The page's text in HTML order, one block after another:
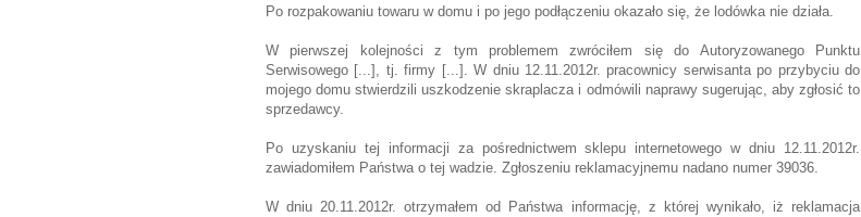
Po rozpakowaniu towaru w domu i po jego podłączeniu okazało się, że lodówka nie działa.
W pierwszej kolejności z tym problemem zwróciłem się do Autoryzowanego Punktu
Serwisowego [...], tj. firmy [...]. W dniu 12.11.2012r. pracownicy serwisanta po przybyciu do
mojego domu stwierdzili uszkodzenie skraplacza i odmówili naprawy sugerując, aby zgłosić to
sprzedawcy.
Po uzyskaniu tej informacji za pośrednictwem sklepu internetowego w dniu 12.11.2012r.
zawiadomiłem Państwa o tej wadzie. Zgłoszeniu reklamacyjnemu nadano numer 39036.
W dniu 20.11.2012r. otrzymałem od Państwa informację, z której wynikało, iż reklamacja